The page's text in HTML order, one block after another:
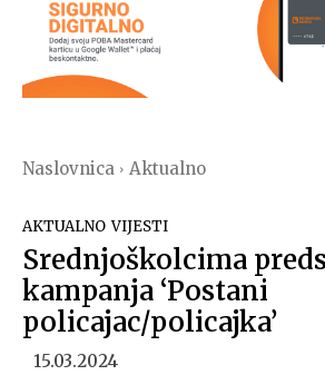
Naslovnica Aktualno
AKTUALNO VIJESTI
Srednjoškolcima
kampanja ‘Postani
policajac/policajka’
15.03.2024